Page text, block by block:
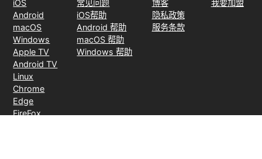
iOS
Android
macOS
Windows
Apple TV
Android TV
Linux
Chrome
Edge
FireFox
常见问题
iOS帮助
Android 帮助
macOS 帮助
Windows 帮助
博客
隐私政策
服务条款
我要加盟